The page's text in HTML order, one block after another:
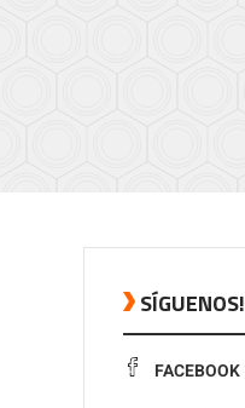
SÍGUENOS!
FACEBOOK